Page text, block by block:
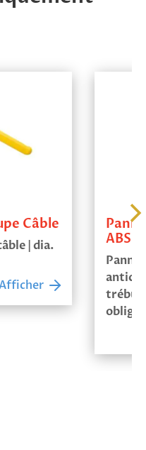
Câble
| dia.
ABS